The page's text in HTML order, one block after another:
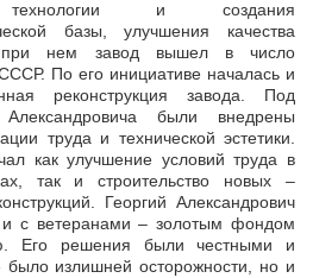
технологии и создания
базы, улучшения качества
при нем завод вышел в число
По его инициативе началась и
реконструкция завода. Под
Александровича были внедрены
труда и технической эстетики.
как улучшение условий труда в
так и строительство новых –
Георгий Александрович
с ветеранами – золотым фондом
Его решения были честными и
излишней осторожности, но и